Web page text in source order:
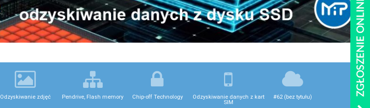
Odzyskiwanie zdjęć Pendrive, Flash memory Chip-off Technology
Odzyskiwanie danych z kart
SIM
#62 (bez tytułu)